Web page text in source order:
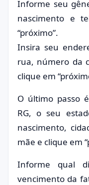
Informe seu
nascimento e
“próximo”.
Insira seu
rua, número da
clique em
O último passo
RG, o seu
nascimento,
mãe e clique em
Informe qual
vencimento da